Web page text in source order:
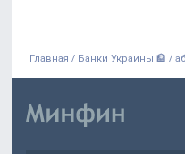
Главная / Банки Украины 🏦 /